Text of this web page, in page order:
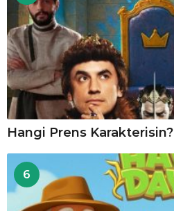
Hangi Prens Karakterisin?
6